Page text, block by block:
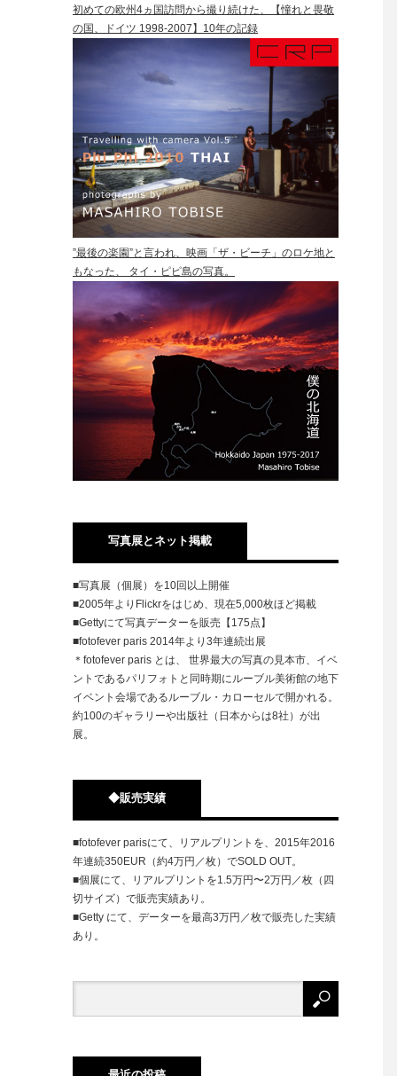
初めての欧州4ヵ国訪問から撮り続けた、【憧れと畏敬
の国、ドイツ 1998-2007】10年の記録
”最後の楽園”と言われ、映画「ザ・ビーチ」のロケ地と
もなった、 タイ・ピピ島の写真。
写真展とネット掲載
■写真展（個展）を10回以上開催
■2005年よりFlickrをはじめ、現在5,000枚ほど掲載
■Gettyにて写真データーを販売【175点】
■fotofever paris 2014年より3年連続出展
＊fotofever paris とは、 世界最大の写真の見本市、イベ
ントであるパリフォトと同時期にルーブル美術館の地下
イベント会場であるルーブル・カローセルで開かれる。
約100のギャラリーや出版社（日本からは8社）が出
展。
◆販売実績
■fotofever parisにて、リアルプリントを、2015年2016
年連続350EUR（約4万円／枚）でSOLD OUT。
■個展にて、リアルプリントを1.5万円〜2万円／枚（四
切サイズ）で販売実績あり。
■Getty にて、データーを最高3万円／枚で販売した実績
あり。